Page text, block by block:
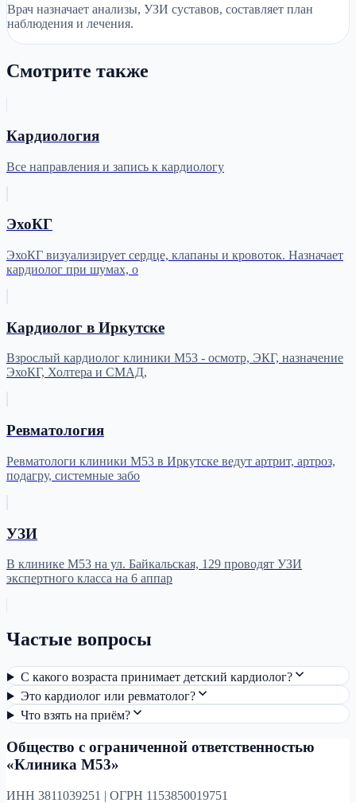
Врач назначает анализы, УЗИ суставов, составляет план
наблюдения и лечения.
Смотрите также
Кардиология
Все направления и запись к кардиологу
ЭхоКГ
ЭхоКГ визуализирует сердце, клапаны и кровоток. Назначает
кардиолог при шумах, о
Кардиолог в Иркутске
Взрослый кардиолог клиники М53 - осмотр, ЭКГ, назначение
ЭхоКГ, Холтера и СМАД,
Ревматология
Ревматологи клиники М53 в Иркутске ведут артрит, артроз,
подагру, системные забо
УЗИ
В клинике М53 на ул. Байкальская, 129 проводят УЗИ
экспертного класса на 6 аппар
Частые вопросы
С какого возраста принимает детский кардиолог?
Это кардиолог или ревматолог?
Что взять на приём?
Общество с ограниченной ответственностью
«Клиника М53»
ИНН 3811039251 | ОГРН 1153850019751